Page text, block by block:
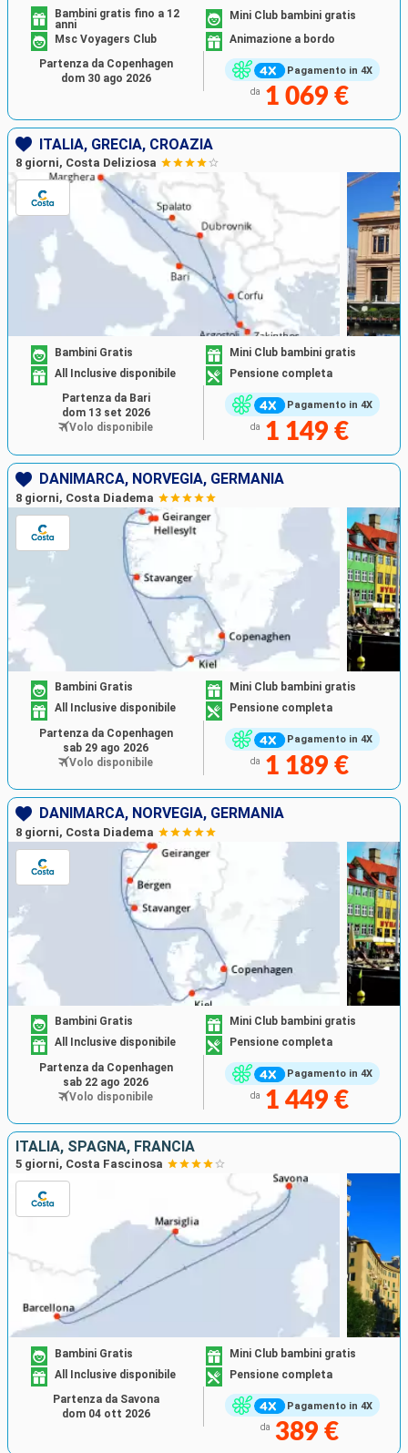
Pagamento in 4X
Bambini gratis fino a 12
anni
Mini Club bambini gratis
Msc Voyagers Club
Animazione a bordo
da 1 069 €
Partenza da Copenhagen
dom 30 ago 2026
ITALIA, GRECIA, CROAZIA
8 giorni, Costa Deliziosa
Pagamento in 4X
Bambini Gratis
Mini Club bambini gratis
All Inclusive disponibile
Pensione completa
da 1 149 €
Partenza da Bari
dom 13 set 2026
Volo disponibile
DANIMARCA, NORVEGIA, GERMANIA
8 giorni, Costa Diadema
Pagamento in 4X
Bambini Gratis
Mini Club bambini gratis
All Inclusive disponibile
Pensione completa
da 1 189 €
Partenza da Copenhagen
sab 29 ago 2026
Volo disponibile
DANIMARCA, NORVEGIA, GERMANIA
8 giorni, Costa Diadema
Pagamento in 4X
Bambini Gratis
Mini Club bambini gratis
All Inclusive disponibile
Pensione completa
da 1 449 €
Partenza da Copenhagen
sab 22 ago 2026
Volo disponibile
ITALIA, SPAGNA, FRANCIA
5 giorni, Costa Fascinosa
Pagamento in 4X
Bambini Gratis
Mini Club bambini gratis
All Inclusive disponibile
Pensione completa
da 389 €
Partenza da Savona
dom 04 ott 2026